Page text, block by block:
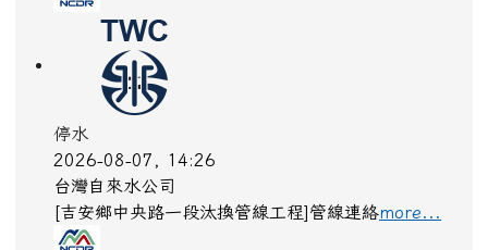
08月09日 00:00 預計恢復時間：2026年08月09日
more...
停水
2026-08-07, 14:26